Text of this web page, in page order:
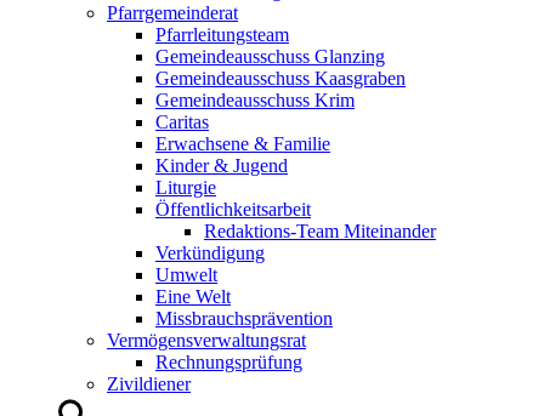
Pfarrgemeinderat
Pfarrleitungsteam
Gemeindeausschuss Glanzing
Gemeindeausschuss Kaasgraben
Gemeindeausschuss Krim
Caritas
Erwachsene & Familie
Kinder & Jugend
Liturgie
Öffentlichkeitsarbeit
Redaktions-Team Miteinander
Verkündigung
Umwelt
Eine Welt
Missbrauchsprävention
Vermögensverwaltungsrat
Rechnungsprüfung
Zivildiener